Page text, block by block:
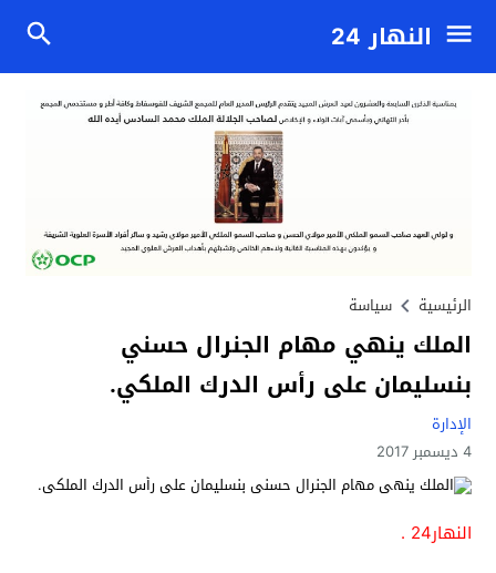
النهار 24
الرئيسية سياسة
الملك ينهي مهام الجنرال حسني
بنسليمان على رأس الدرك الملكي.
الإدارة
4 ديسمبر 2017
النهار24 .